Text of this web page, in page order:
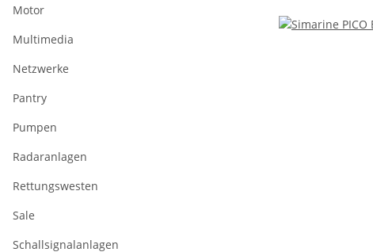
Motor
Multimedia
Netzwerke
Pantry
Pumpen
Radaranlagen
Rettungswesten
Sale
Schallsignalanlagen